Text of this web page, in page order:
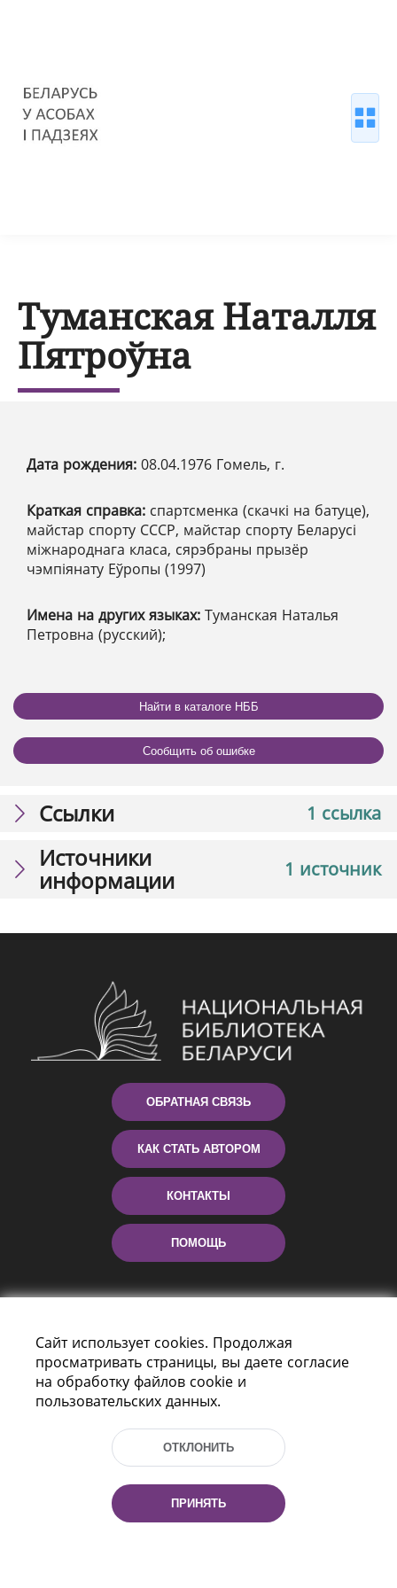
Туманская Наталля
Пятроўна
Дата рождения: 08.04.1976 Гомель, г.
Краткая справка: спартсменка (скачкі на батуце),
майстар спорту СССР, майстар спорту Беларусі
міжнароднага класа, сярэбраны прызёр
чэмпіянату Еўропы (1997)
Имена на других языках: Туманская Наталья
Петровна (русский);
Найти в каталоге НББ
Сообщить об ошибке
1 ссылка
Ссылки
1 источник
Источники
информации
ОБРАТНАЯ СВЯЗЬ
КАК СТАТЬ АВТОРОМ
КОНТАКТЫ
ПОМОЩЬ
Пр-т Независимости 116
г. Минск, Республика Беларусь, 220114
Тел.: (+375 17) 368 37 37, Факс: (+375 17)
Эл. почта: inbox@nlb.by
Сайт использует cookies. Продолжая
просматривать страницы, вы даете согласие
на обработку файлов cookie и
пользовательских данных.
ОТКЛОНИТЬ
ПРИНЯТЬ